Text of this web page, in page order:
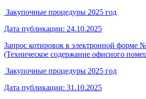
Закупочные процедуры 2025 год
Дата публикации: 24.10.2025
Запрос котировок в электронной
(Техническое содержание офисного
Закупочные процедуры 2025 год
Дата публикации: 31.10.2025